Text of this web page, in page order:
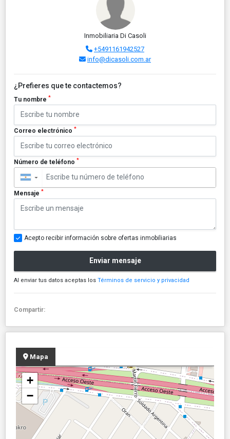
Inmobiliaria Di Casoli
+5491161942527
info@dicasoli.com.ar
¿Prefieres que te contactemos?
Tu nombre *
Correo electrónico *
Número de teléfono *
▼
Mensaje *
Acepto recibir información sobre ofertas inmobiliarias
Enviar mensaje
Al enviar tus datos aceptas los Términos de servicio y privacidad
Compartir:
Mapa
+
−